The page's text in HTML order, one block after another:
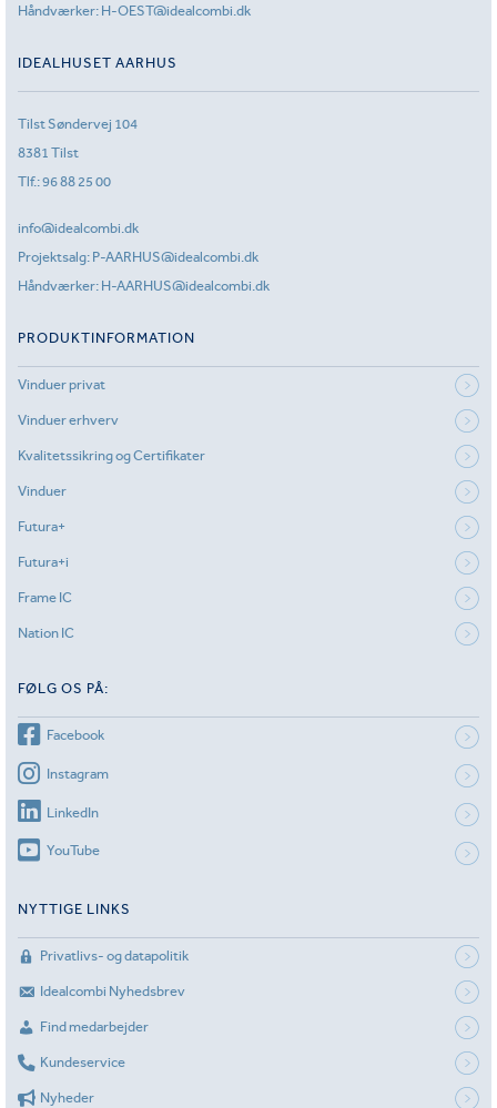
Håndværker: H-OEST@idealcombi.dk
IDEALHUSET AARHUS
Tilst Søndervej 104
8381 Tilst
Tlf.:96 88 25 00
info@idealcombi.dk
Projektsalg: P-AARHUS@idealcombi.dk
Håndværker: H-AARHUS@idealcombi.dk
PRODUKTINFORMATION
Vinduer privat
Vinduer erhverv
Kvalitetssikring og Certifikater
Vinduer
Futura+
Futura+i
Frame IC
Nation IC
FØLG OS PÅ:
Facebook
Instagram
LinkedIn
YouTube
NYTTIGE LINKS
Privatlivs- og datapolitik
Idealcombi Nyhedsbrev
Find medarbejder
Kundeservice
Nyheder